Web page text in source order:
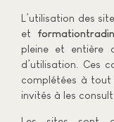
L’utilisation des
et
pleine et entière
d’utilisation. Ces
complétées à
invités à les